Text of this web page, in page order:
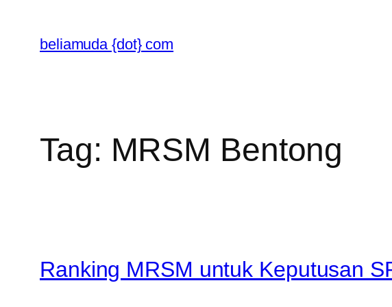
content
beliamuda {dot} com
Tag: MRSM Bentong
Ranking MRSM untuk Keputusan